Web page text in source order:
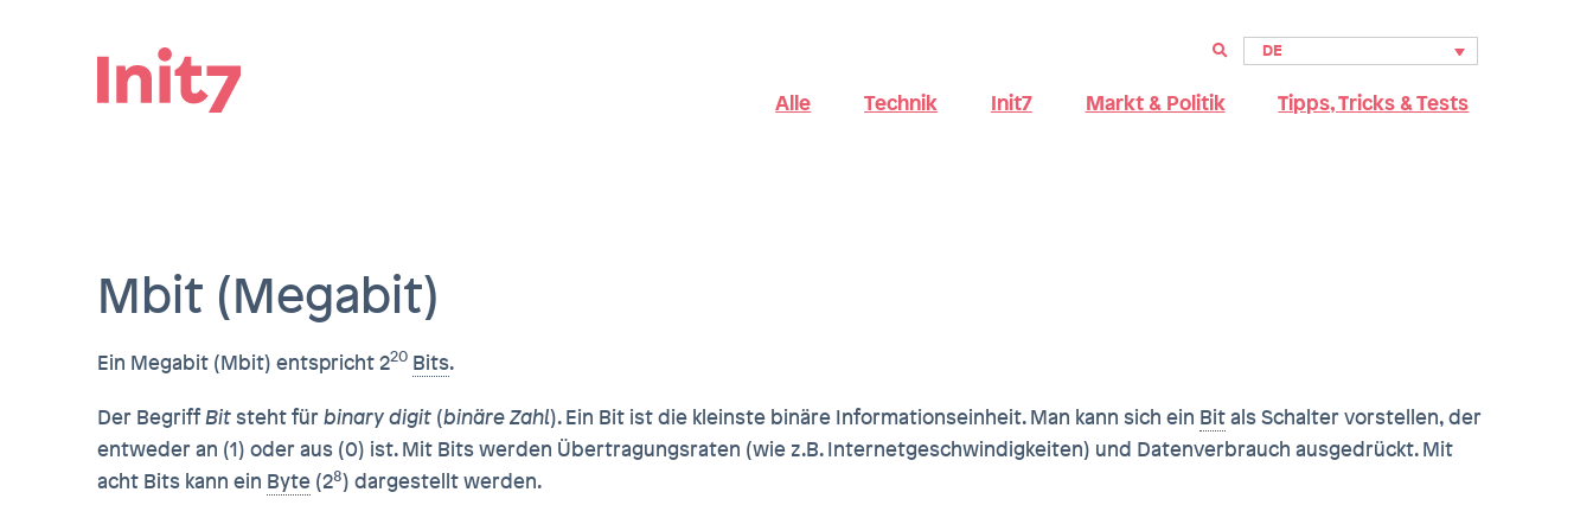
DE
Alle Technik Init7 Markt & Politik Tipps, Tricks & Tests
Mbit (Megabit)
Ein Megabit (Mbit) entspricht 220 Bits.
Der BegriffBit steht fürbinary digit (binäre Zahl). Ein Bit ist die kleinste binäre Informationseinheit. Man kann sich ein Bitals Schalter vorstellen, der
entweder an (1) oder aus (0) ist. Mit Bits werden Übertragungsraten (wie z.B. Internetgeschwindigkeiten) und Datenverbrauch ausgedrückt. Mit
acht Bits kann ein Byte (28) dargestellt werden.